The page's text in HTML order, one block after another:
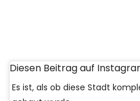
Diesen Beitrag auf
Es ist, als ob diese Stadt